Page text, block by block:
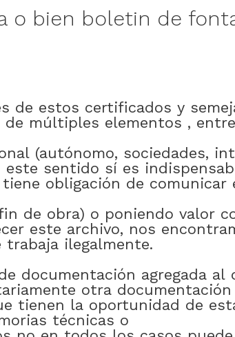
o bien boletin de
de estos certificados y
de múltiples elementos , entre
(autónomo, sociedades,
este sentido sí es
tiene obligación de comunicar
de obra) o poniendo valor
este archivo, nos
trabaja ilegalmente.
documentación agregada al
otra documentación
tienen la oportunidad de
técnicas o